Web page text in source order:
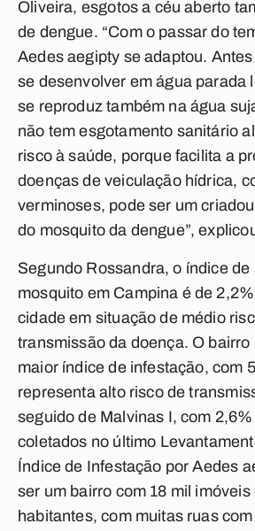
Oliveira, esgotos a céu aberto
de dengue. “Com o passar do
Aedes aegipty se adaptou.
se desenvolver em água parada
se reproduz também na água
não tem esgotamento sanitário
risco à saúde, porque facilita a
doenças de veiculação hídrica,
verminoses, pode ser um
do mosquito da dengue”,
Segundo Rossandra, o índice
mosquito em Campina é de
cidade em situação de médio
transmissão da doença. O
maior índice de infestação, com
representa alto risco de
seguido de Malvinas I, com
coletados no último
Índice de Infestação por Aedes
ser um bairro com 18 mil imóveis
habitantes, com muitas ruas